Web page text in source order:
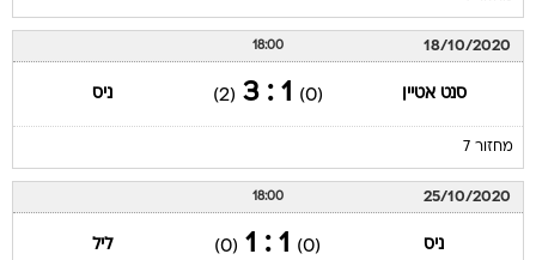
18/10/2020
18:00
סנט אטיין (0)
1 : 3
(2) ניס
מחזור 7
25/10/2020
18:00
ניס (0)
1 : 1
(0) ליל